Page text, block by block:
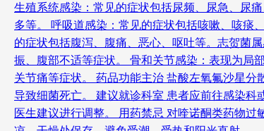
生殖系统感染：常见的症状包括尿频、尿急、尿
多等。 呼吸道感染：常见的症状包括咳嗽、咳痰
的症状包括腹泻、腹痛、恶心、呕吐等。志贺菌
振、腹部不适等症状。 骨和关节感染：表现为局
关节痛等症状。 药品功能主治 盐酸左氧氟沙星
导致细菌死亡。 建议就诊科室 患者应前往感染
医生建议进行调整。 用药禁忌 对喹诺酮类药物